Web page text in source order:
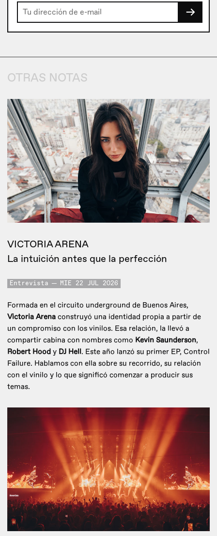
→
OTRAS NOTAS
VICTORIA ARENA
La intuición antes que la perfección
Entrevista MIE 22 JUL 2026
Formada en el circuito underground de Buenos Aires,
Victoria Arena construyó una identidad propia a partir de
un compromiso con los vinilos. Esa relación, la llevó a
compartir cabina con nombres como Kevin Saunderson,
Robert Hood y DJ Hell. Este año lanzó su primer EP, Control
Failure. Hablamos con ella sobre su recorrido, su relación
con el vinilo y lo que significó comenzar a producir sus
temas.